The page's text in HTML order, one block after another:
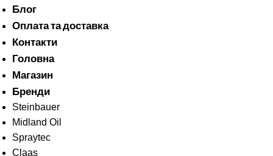
Блог
Оплата та доставка
Контакти
Головна
Магазин
Бренди
Steinbauer
Midland Oil
Spraytec
Claas